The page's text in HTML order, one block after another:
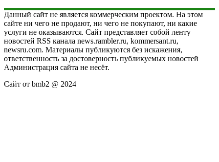
Данный сайт не является коммерческим проектом. На этом
сайте ни чего не продают, ни чего не покупают, ни какие
услуги не оказываются. Сайт представляет собой ленту
новостей RSS канала news.rambler.ru, kommersant.ru,
newsru.com. Материалы публикуются без искажения,
ответственность за достоверность публикуемых новостей
Администрация сайта не несёт.
Сайт от bmb2 @ 2024